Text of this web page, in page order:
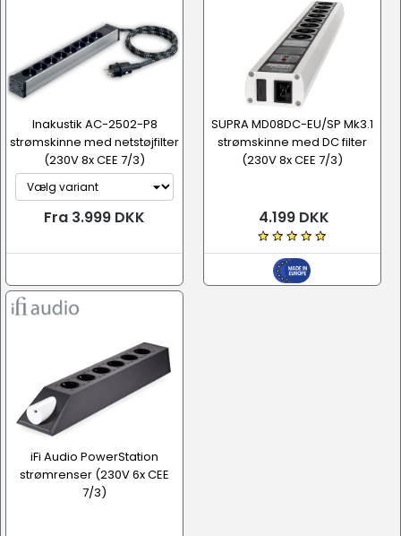
Inakustik AC-2502-P8
strømskinne med netstøjfilter
(230V 8x CEE 7/3)
Fra 3.999 DKK
SUPRA MD08DC-EU/SP Mk3.1
strømskinne med DC filter
(230V 8x CEE 7/3)
4.199 DKK
iFi Audio PowerStation
strømrenser (230V 6x CEE
7/3)